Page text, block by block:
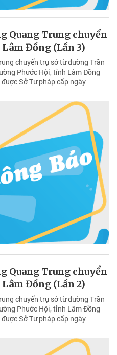
Quang Trung chuyển
Đồng (Lần 3)
chuyển trụ sở từ đường Trần
Phước Hội, tỉnh Lâm Đồng
Sở Tư pháp cấp ngày
Quang Trung chuyển
Đồng (Lần 2)
chuyển trụ sở từ đường Trần
Phước Hội, tỉnh Lâm Đồng
Sở Tư pháp cấp ngày